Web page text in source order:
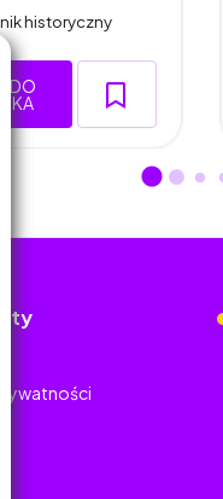
historyczny
DO